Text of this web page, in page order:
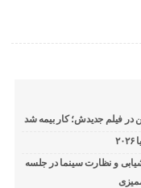
فیلم جدیدش؛ کار بیمه شد
و نظارت سینما در جلسه